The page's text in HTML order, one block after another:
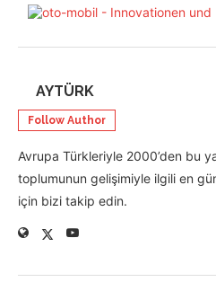
AYTÜRK
Follow Author
Avrupa Türkleriyle 2000’den bu
toplumunun gelişimiyle ilgili en
için bizi takip edin.